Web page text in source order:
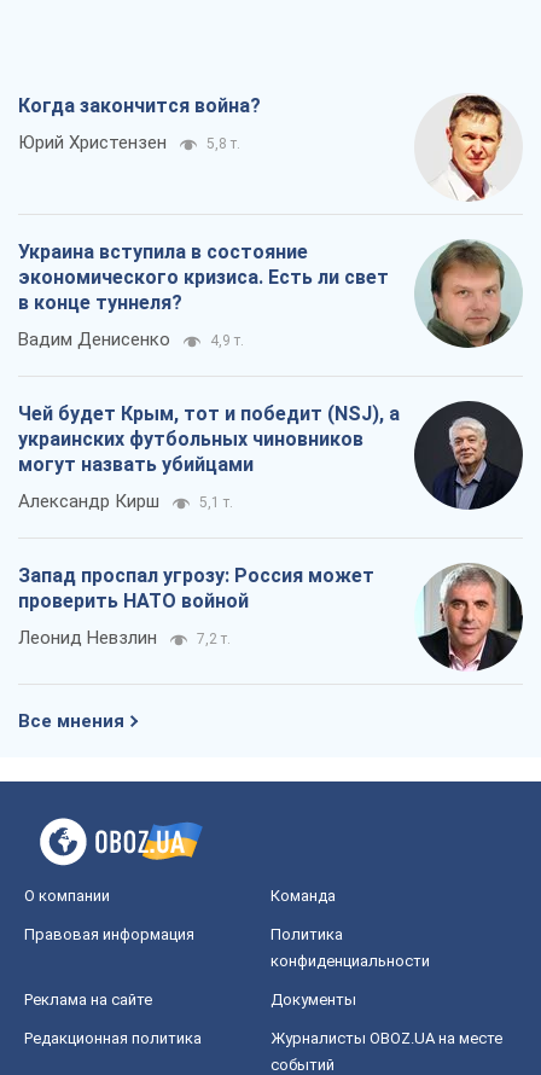
Когда закончится война?
Юрий Христензен 5,8 т.
Украина вступила в состояние
экономического кризиса. Есть ли свет
в конце туннеля?
Вадим Денисенко 4,9 т.
Чей будет Крым, тот и победит (NSJ), а
украинских футбольных чиновников
могут назвать убийцами
Александр Кирш 5,1 т.
Запад проспал угрозу: Россия может
проверить НАТО войной
Леонид Невзлин 7,2 т.
Все мнения
О компании Команда
Правовая информация
Политика
конфиденциальности
Реклама на сайте Документы
Редакционная политика
Журналисты OBOZ.UA на месте
событий